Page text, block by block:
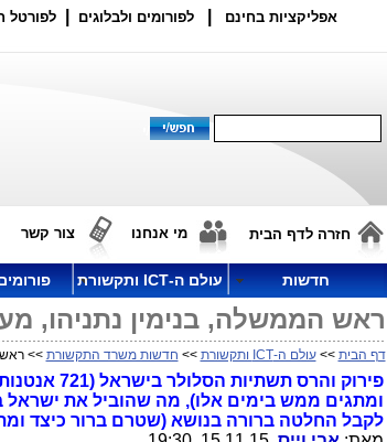
אפליקציות בחינם לפורומים ולבלוגים לפורטל
חזרה לדף הבית מי אנחנו צור קשר
חדשות עולם ה-ICT ותקשורת
ראש הממשלה, בנימין נתניהו,
דף הבית >>עולם ה-ICT ותקשורת >> חדשות משרד התקשורת >> ראש
פירוק
לקבל החלטה ברורה בנושא (שטרם ברור כיצד